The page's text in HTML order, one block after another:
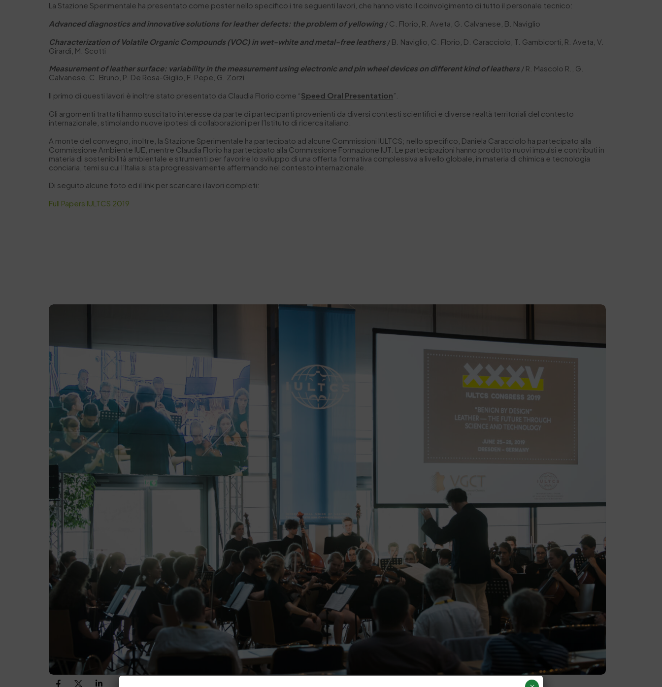
La Stazione Sperimentale ha presentato come poster nello specifico i tre seguenti lavori, che hanno visto il coinvolgimento di tutto il personale tecnico:
Advanced diagnostics and innovative solutions for leather defects: the problem of yellowing/ C. Florio, R. Aveta, G. Calvanese, B. Naviglio
Characterization of Volatile Organic Compounds (VOC) in wet-white and metal-free leathers/ B. Naviglio, C. Florio, D. Caracciolo, T. Gambicorti, R. Aveta, V.
Girardi, M. Scotti
Measurement of leather surface: variability in the measurement using electronic and pin wheel devices on different kind of leathers/ R. Mascolo R., G.
Calvanese, C. Bruno, P. De Rosa-Giglio, F. Pepe, G. Zorzi
Il primo di questi lavori è inoltre stato presentato da Claudia Florio come “Speed Oral Presentation”.
Gli argomenti trattati hanno suscitato interesse da parte di partecipanti provenienti da diversi contesti scientifici e diverse realtà territoriali del contesto
internazionale, stimolando nuove ipotesi di collaborazioni per l’Istituto di ricerca italiano.
A monte del convegno, inoltre, la Stazione Sperimentale ha partecipato ad alcune Commissioni IULTCS; nello specifico, Daniela Caracciolo ha partecipato alla
Commissione Ambiente IUE, mentre Claudia Florio ha partecipato alla Commissione Formazione IUT. Le partecipazioni hanno prodotto nuovi impulsi e contributi in
materia di sostenibilità ambientale e strumenti per favorire lo sviluppo di una offerta formativa complessiva a livello globale, in materia di chimica e tecnologia
conciaria, temi su cui l’Italia si sta progressivamente affermando nel contesto internazionale.
Di seguito alcune foto ed il link per scaricare i lavori completi:
Full Papers IULTCS 2019